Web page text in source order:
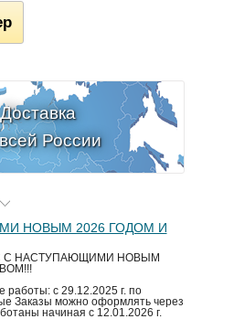
Доставка
России
НОВЫМ 2026 ГОДОМ И
С НАСТУПАЮЩИМИ НОВЫМ
работы: с 29.12.2025 г. по
Заказы можно оформлять через
начиная с 12.01.2026 г.